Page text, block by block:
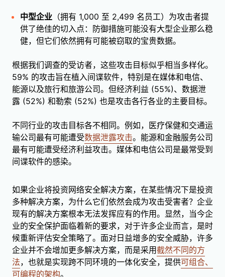
中型企业 （拥有 1,000 至 2,499 名员工）为攻击者提
供了绝佳的切入点：防御措施可能没有大型企业那么稳
健，但它们依然拥有可能被窃取的宝贵数据。
根据我们调查的受访者，这些攻击目标似乎相当多样化。
59% 的攻击旨在植入间谍软件，特别是在媒体和电信、
能源以及旅行和旅游公司。但经济利益 (55%)、数据泄
露 (52%) 和勒索 (52%) 也是攻击各行各业的主要目标。
不同行业的攻击目标各不相同。例如，医疗保健和交通运
输公司最有可能遭受数据泄露攻击。 能源和金融服务公司
最有可能遭受经济利益攻击。媒体和电信公司是最常受到
间谍软件的感染。
如果企业将投资网络安全解决方案，在某些情况下是投资
多种解决方案，为什么它们依然会成为攻击受害者？企业
现有的解决方案根本无法发挥应有的作用。显然，当今企
业的安全保护面临着新的要求，对于许多企业而言，是时
候重新评估安全策略了。面对日益增多的安全威胁，许多
企业并不会增加更多解决方案，而是采用截然不同的方
法，也就是实现跨不同环境的一体化安全，提供可组合、
可编程的架构。